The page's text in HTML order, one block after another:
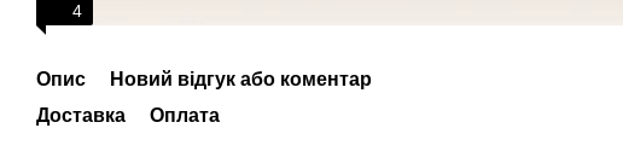
4
Опис
Новий відгук або коментар
Доставка
Оплата